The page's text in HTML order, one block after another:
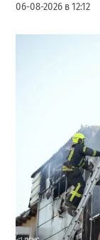
06-08-2026 в 12:12